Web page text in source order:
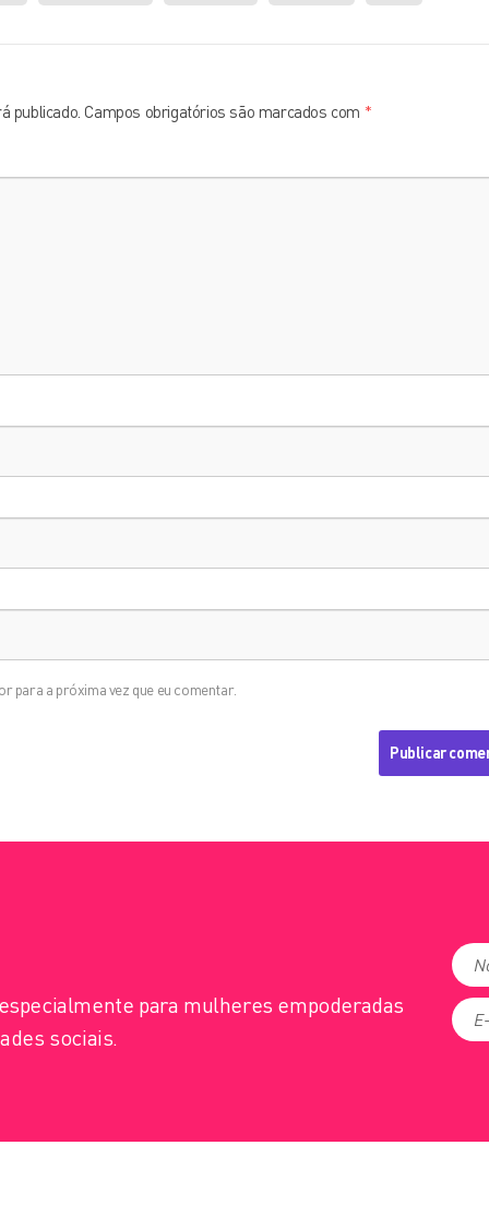
publicado. Campos obrigatórios são marcados com *
para a próxima vez que eu comentar.
para mulheres empoderadas
sociais.